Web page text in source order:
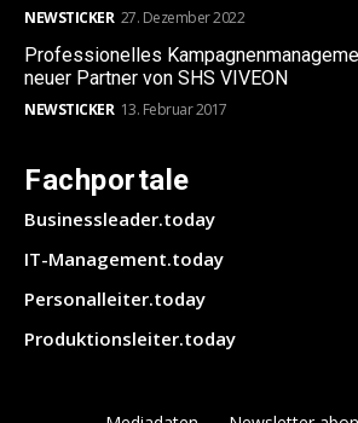
NEWSTICKER 27. Dezember 2022
Professionelles
neuer Partner von SHS VIVEON
NEWSTICKER 13. Februar 2017
Fachportale
Businessleader.today
IT-Management.today
Personalleiter.today
Produktionsleiter.today